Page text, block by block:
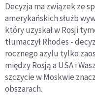
Decyzja ma związek ze
amerykańskich służb
który uzyskał w Rosji
tłumaczył Rhodes -
rocznego azylu tylko
między Rosją a USA i
szczycie w Moskwie
obszarach.